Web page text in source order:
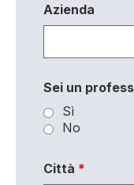
Azienda
Sei un
Sì
No
Città *